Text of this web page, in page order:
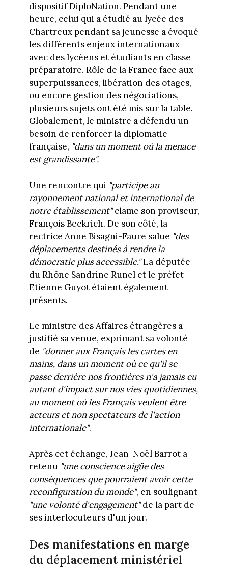
dispositif DiploNation. Pendant une
heure, celui qui a étudié au lycée des
Chartreux pendant sa jeunesse a évoqué
les différents enjeux internationaux
avec des lycéens et étudiants en classe
préparatoire. Rôle de la France face aux
superpuissances, libération des otages,
ou encore gestion des négociations,
plusieurs sujets ont été mis sur la table.
Globalement, le ministre a défendu un
besoin de renforcer la diplomatie
française, "dans un moment où la menace
est grandissante".
Une rencontre qui "participe au
rayonnement national et international de
notre établissement"clame son proviseur,
François Beckrich. De son côté, la
rectrice Anne Bisagni-Faure salue "des
déplacements destinés à rendre la
démocratie plus accessible."La députée
du Rhône Sandrine Runel et le préfet
Etienne Guyot étaient également
présents.
Le ministre des Affaires étrangères a
justifié sa venue, exprimant sa volonté
de "donner aux Français les cartes en
mains, dans un moment où ce qu'il se
passe derrière nos frontières n'a jamais eu
autant d'impact sur nos vies quotidiennes,
au moment où les Français veulent être
acteurs et non spectateurs de l'action
internationale".
Après cet échange, Jean-Noël Barrot a
retenu"une conscience aigüe des
conséquences que pourraient avoir cette
reconfiguration du monde", en soulignant
"une volonté d'engagement"de la part de
ses interlocuteurs d'un jour.
Des manifestations en marge
du déplacement ministériel